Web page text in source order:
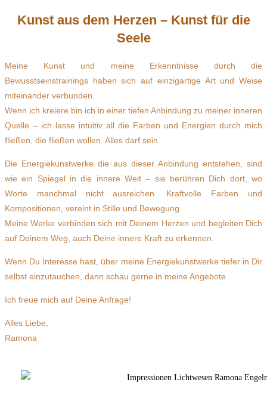
Kunst aus dem Herzen – Kunst für die
Seele
Meine Kunst und meine Erkenntnisse durch die
Bewusstseinstrainings haben sich auf einzigartige Art und Weise
miteinander verbunden.
Wenn ich kreiere bin ich in einer tiefen Anbindung zu meiner inneren
Quelle – ich lasse intuitiv all die Farben und Energien durch mich
fließen, die fließen wollen. Alles darf sein.
Die Energiekunstwerke die aus dieser Anbindung entstehen, sind
wie ein Spiegel in die innere Welt – sie berühren Dich dort, wo
Worte manchmal nicht ausreichen. Kraftvolle Farben und
Kompositionen, vereint in Stille und Bewegung.
Meine Werke verbinden sich mit Deinem Herzen und begleiten Dich
auf Deinem Weg, auch Deine innere Kraft zu erkennen.
Wenn Du Interesse hast, über meine Energiekunstwerke tiefer in Dir
selbst einzutauchen, dann schau gerne in meine Angebote.
Ich freue mich auf Deine Anfrage!
Alles Liebe,
Ramona